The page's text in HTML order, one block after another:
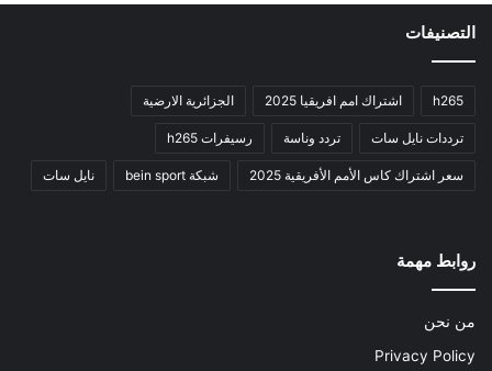
التصنيفات
h265 اشتراك امم افريقيا 2025 الجزائرية الارضية
ترددات نايل سات تردد وناسة رسيفرات h265
سعر اشتراك كاس الأمم الأفريقية 2025 شبكة bein sport نايل سات
روابط مهمة
من نحن
Privacy Policy